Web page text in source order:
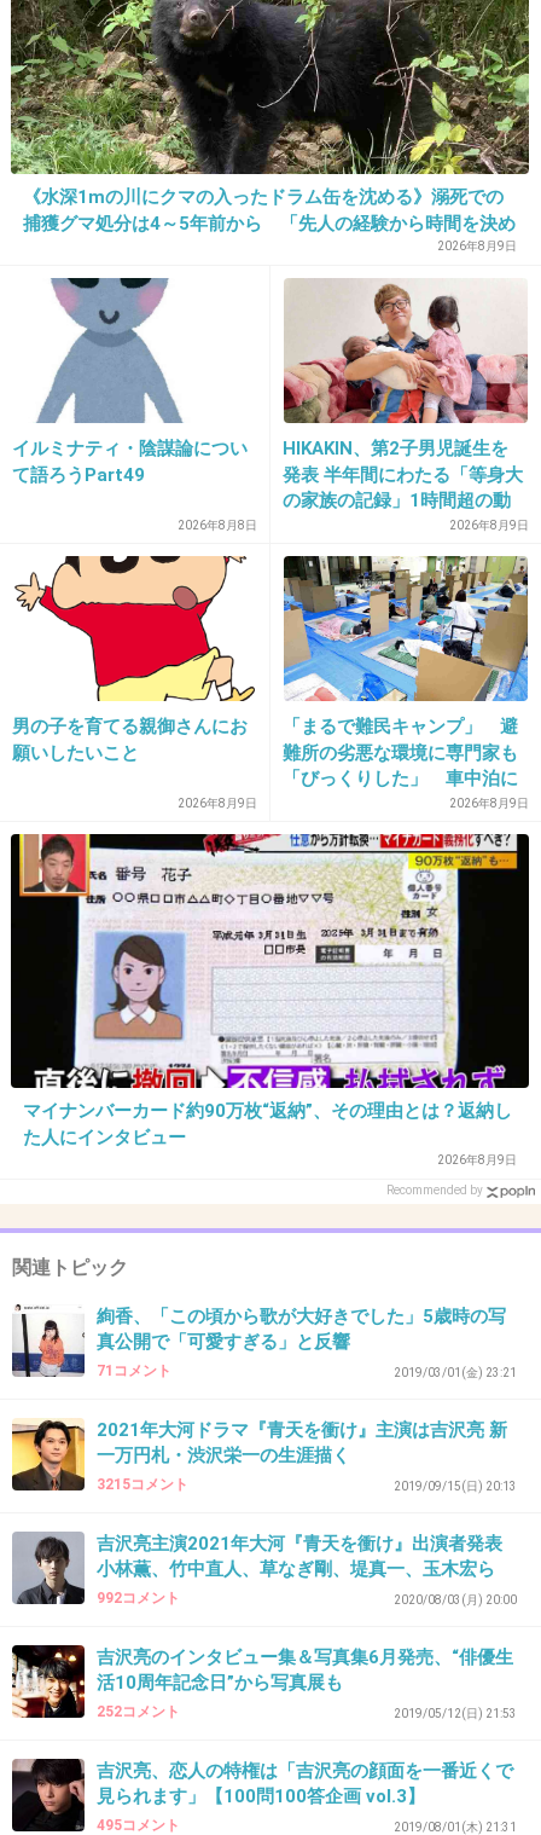
24. 匿名 2020/09/09(水) 17:01:16
>>18
1件の返信
+7 -57
2020/09/09(水) 17:01:39
>>20
美人な渋沢栄一だなあw
剣道やってたんかー！そりゃ腕の見せ所だね
え！
+116 -7
26. 匿名2020/09/09(水) 17:01:41
髷も似合ってるね！
イケメンは上方に左右されない！
+45 -7
27. 匿名2020/09/09(水) 17:02:11
>>15
高良くんが1番お兄さんなのに1番天然さんだっ
たねw
+51
吉沢亮の肩幅？胸板があついからかな
1件の返信
+92 -7
29. 匿名2020/09/09(水) 17:02:26
美形の3人だね
2020/09/09(水) 17:02:59
>>3
実は前にやったことあるんだよ
将軍の役
1件の返信
《水深1mの川にクマの入ったドラム缶を沈める》溺死での
捕獲グマ処分は4～5年前から 「先人の経験から時間を決め
ていた」「溺死だけがフォーカスされ困惑」と町の担当者
2026年8月9日
イルミナティ・陰謀論につい
て語ろうPart49
2026年8月8日
HIKAKIN、第2子男児誕生を
発表 半年間にわたる「等身大
の家族の記録」1時間超の動
画とともに感謝伝える2026年8月9日
男の子を育てる親御さんにお
願いしたいこと
2026年8月9日
「まるで難民キャンプ」 避
難所の劣悪な環境に専門家も
「びっくりした」 車中泊に
もリスクが 「熱したフライ
パンに飛び込むようなもの」
2026年8月9日
マイナンバーカード約90万枚“返納”、その理由とは？返納し
た人にインタビュー
2026年8月9日
Recommended by
関連トピック
絢香、「この頃から歌が大好きでした」5歳時の写
真公開で「可愛すぎる」と反響
71コメント 2019/03/01(金) 23:21
2021年大河ドラマ『青天を衝け』主演は吉沢亮 新
一万円札・渋沢栄一の生涯描く
3215コメント 2019/09/15(日) 20:13
吉沢亮主演2021年大河『青天を衝け』出演者発表
小林薫、竹中直人、草なぎ剛、堤真一、玉木宏ら
992コメント 2020/08/03(月) 20:00
吉沢亮のインタビュー集＆写真集6月発売、“俳優生
活10周年記念日”から写真展も
252コメント 2019/05/12(日) 21:53
吉沢亮、恋人の特権は「吉沢亮の顔面を一番近くで
見られます」【100問100答企画 vol.3】
495コメント 2019/08/01(木) 21:31